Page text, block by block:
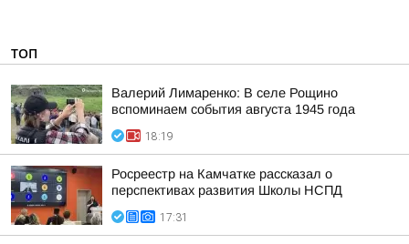
ТОП
Валерий Лимаренко: В селе Рощино
вспоминаем события августа 1945 года
18:19
Росреестр на Камчатке рассказал о
перспективах развития Школы НСПД
17:31